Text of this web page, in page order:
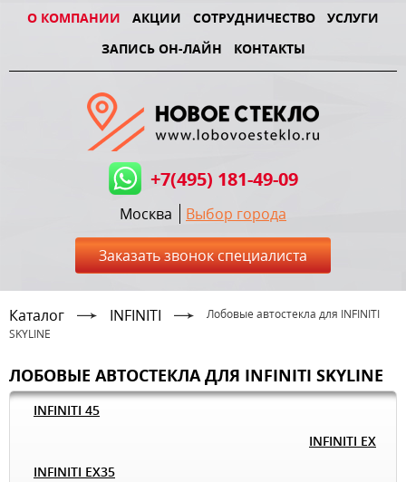
О КОМПАНИИ АКЦИИ СОТРУДНИЧЕСТВО
УСЛУГИ
ЗАПИСЬ ОН-ЛАЙН
КОНТАКТЫ
+7(495) 181-49-09
Москва Выбор города
Заказать звонок специалиста
Каталог INFINITI
Лобовые автостекла для INFINITI
SKYLINE
ЛОБОВЫЕ АВТОСТЕКЛА ДЛЯ INFINITI SKYLINE
INFINITI 45
INFINITI EX
INFINITI EX35